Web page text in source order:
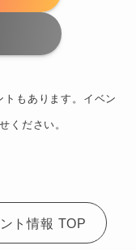
もあります。イベン
ください。
ト情報 TOP